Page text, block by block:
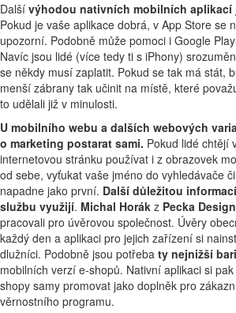
Další výhodou nativních mobilních aplikací
Pokud je vaše aplikace dobrá, v App Store se
upozorní. Podobně může pomoci i Google
Navíc jsou lidé (více tedy ti s iPhony)
se někdy musí zaplatit. Pokud se tak má stát,
menší zábrany tak učinit na místě, které
to udělali již v minulosti.
U mobilního webu a dalších webových
o marketing postarat sami. Pokud lidé chtějí
internetovou stránku používat i z obrazovek
od sebe, vyťukat vaše jméno do vyhledávače
napadne jako první. Další důležitou
službu využijí. Michal Horák z Pecka Design
pracovali pro úvěrovou společnost. Úvěry
každý den a aplikaci pro jejich zařízení si
dlužníci. Podobně jsou potřeba ty nejnižší
mobilních verzí e-shopů. Nativní aplikaci si
shopy samy promovat jako doplněk pro
věrnostního programu.